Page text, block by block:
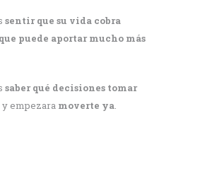
sentir que su vida cobra
puede aportar mucho más
saber qué decisiones tomar
y empezara moverte ya